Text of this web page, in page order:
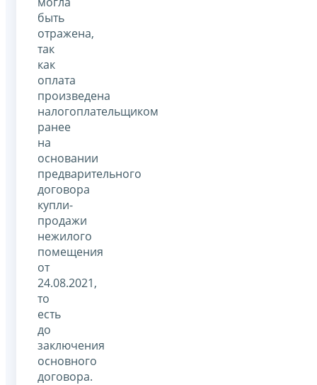
быть
отражена,
так
как
оплата
произведена
налогоплательщиком
ранее
на
основании
предварительного
договора
купли-
продажи
нежилого
помещения
от
24.08.2021,
то
есть
до
заключения
основного
договора.